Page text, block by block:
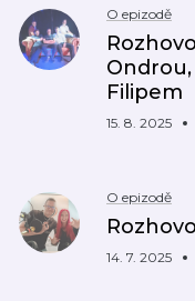
O epizodě
Filipem
15. 8. 2025
O epizodě
14. 7. 2025